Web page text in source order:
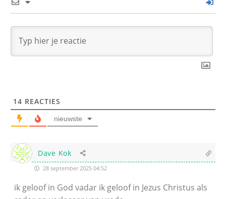
14 REACTIES
nieuwste
Dave Kok
28 september 2025 04:52
ik geloof in God vadar ik geloof in Jezus Christus als